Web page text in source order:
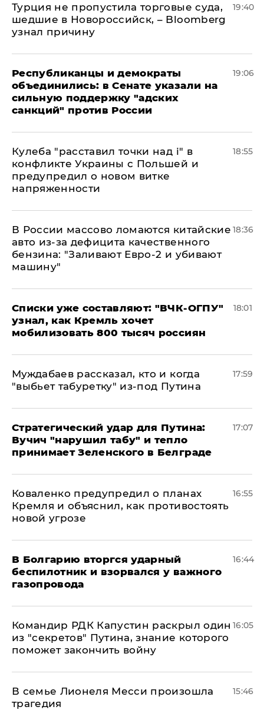
Турция не пропустила торговые суда,
шедшие в Новороссийск, – Bloomberg
узнал причину
19:40
Республиканцы и демократы
объединились: в Сенате указали на
сильную поддержку "адских
санкций" против России
19:06
Кулеба "расставил точки над і" в
конфликте Украины с Польшей и
предупредил о новом витке
напряженности
18:55
В России массово ломаются китайские
авто из-за дефицита качественного
бензина: "Заливают Евро-2 и убивают
машину"
18:36
Списки уже составляют: "ВЧК-ОГПУ"
узнал, как Кремль хочет
мобилизовать 800 тысяч россиян
18:01
Муждабаев рассказал, кто и когда
"выбьет табуретку" из-под Путина
17:59
Стратегический удар для Путина:
Вучич "нарушил табу" и тепло
принимает Зеленского в Белграде
17:07
Коваленко предупредил о планах
Кремля и объяснил, как противостоять
новой угрозе
16:55
В Болгарию вторгся ударный
беспилотник и взорвался у важного
газопровода
16:44
Командир РДК Капустин раскрыл один
из "секретов" Путина, знание которого
поможет закончить войну
16:05
В семье Лионеля Месси произошла
трагедия
15:46